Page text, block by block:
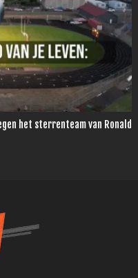
het sterrenteam van Ronald